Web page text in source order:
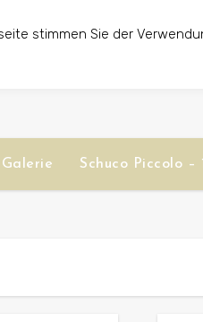
Schuco Piccolo –
stimmen Sie der